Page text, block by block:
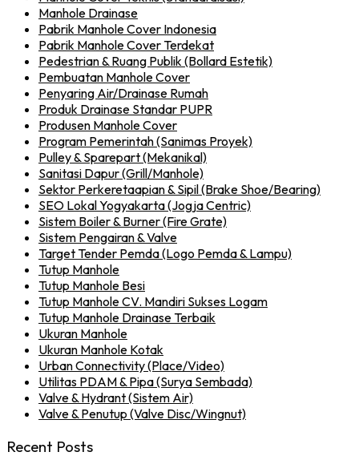
Manhole Drainase
Pabrik Manhole Cover Indonesia
Pabrik Manhole Cover Terdekat
Pedestrian & Ruang Publik (Bollard Estetik)
Pembuatan Manhole Cover
Penyaring Air/Drainase Rumah
Produk Drainase Standar PUPR
Produsen Manhole Cover
Program Pemerintah (Sanimas Proyek)
Pulley & Sparepart (Mekanikal)
Sanitasi Dapur (Grill/Manhole)
Sektor Perkeretaapian & Sipil (Brake Shoe/Bearing)
SEO Lokal Yogyakarta (Jogja Centric)
Sistem Boiler & Burner (Fire Grate)
Sistem Pengairan & Valve
Target Tender Pemda (Logo Pemda & Lampu)
Tutup Manhole
Tutup Manhole Besi
Tutup Manhole CV. Mandiri Sukses Logam
Tutup Manhole Drainase Terbaik
Ukuran Manhole
Ukuran Manhole Kotak
Urban Connectivity (Place/Video)
Utilitas PDAM & Pipa (Surya Sembada)
Valve & Hydrant (Sistem Air)
Valve & Penutup (Valve Disc/Wingnut)
Recent Posts